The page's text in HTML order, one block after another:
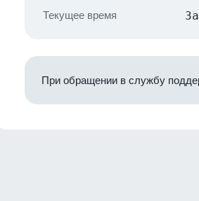
Текущее время
При обращении в службу